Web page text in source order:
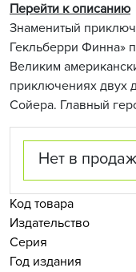
Знаменитый
Гекльберри Финна»
Великим
приключениях двух
Сойера. Главный
Перейти к описанию
Нет в
Код товара
Издательство
Серия
Год издания